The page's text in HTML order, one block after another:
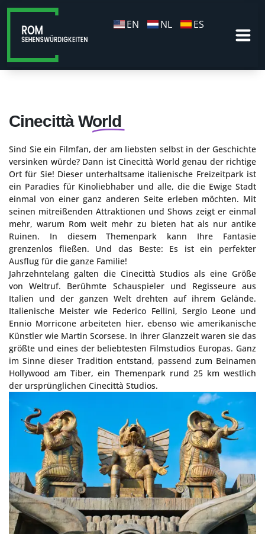
EN NL ES
Cinecittà World
Sind Sie ein Filmfan, der am liebsten selbst in der Geschichte
versinken würde? Dann ist Cinecittà World genau der richtige
Ort für Sie! Dieser unterhaltsame italienische Freizeitpark ist
ein Paradies für Kinoliebhaber und alle, die die Ewige Stadt
einmal von einer ganz anderen Seite erleben möchten. Mit
seinen mitreißenden Attraktionen und Shows zeigt er einmal
mehr, warum Rom weit mehr zu bieten hat als nur antike
Ruinen. In diesem Themenpark kann Ihre Fantasie
grenzenlos fließen. Und das Beste: Es ist ein perfekter
Ausflug für die ganze Familie!
Jahrzehntelang galten die Cinecittà Studios als eine Größe
von Weltruf. Berühmte Schauspieler und Regisseure aus
Italien und der ganzen Welt drehten auf ihrem Gelände.
Italienische Meister wie Federico Fellini, Sergio Leone und
Ennio Morricone arbeiteten hier, ebenso wie amerikanische
Künstler wie Martin Scorsese. In ihrer Glanzzeit waren sie das
größte und eines der beliebtesten Filmstudios Europas. Ganz
im Sinne dieser Tradition entstand, passend zum Beinamen
Hollywood am Tiber, ein Themenpark rund 25 km westlich
der ursprünglichen Cinecittà Studios.